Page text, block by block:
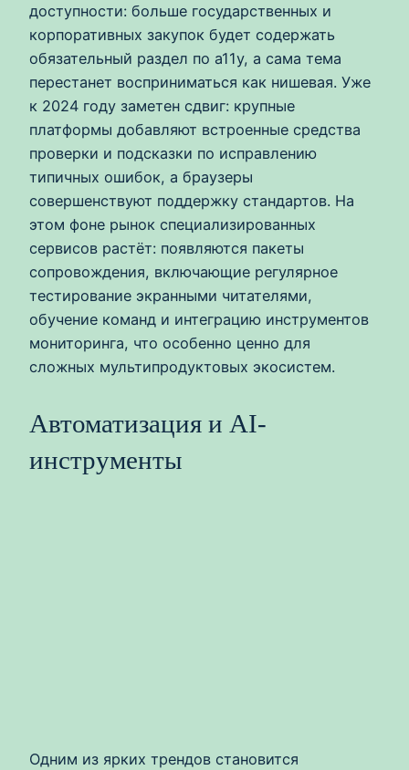
доступности: больше государственных и
корпоративных закупок будет содержать
обязательный раздел по a11y, а сама тема
перестанет восприниматься как нишевая. Уже
к 2024 году заметен сдвиг: крупные
платформы добавляют встроенные средства
проверки и подсказки по исправлению
типичных ошибок, а браузеры
совершенствуют поддержку стандартов. На
этом фоне рынок специализированных
сервисов растёт: появляются пакеты
сопровождения, включающие регулярное
тестирование экранными читателями,
обучение команд и интеграцию инструментов
мониторинга, что особенно ценно для
сложных мультипродуктовых экосистем.
Автоматизация и AI-
инструменты
Одним из ярких трендов становится